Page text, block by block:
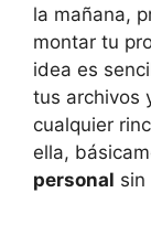
la mañana,
montar tu
idea es
tus archivos
cualquier
ella,
personal sin